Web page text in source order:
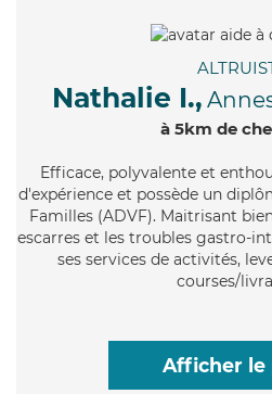
Nathalie I.,
à 5km de
Efficace, polyvalente et
d'expérience et possède un
Familles (ADVF). Maitrisant
escarres et les troubles gastro-
ses services de activités,
courses/
Afficher le